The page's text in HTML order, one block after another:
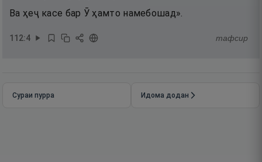
Ва ҳеҷ касе бар Ӯ ҳамто намебошад».
112:4 тафсир
Сураи пурра Идома додан